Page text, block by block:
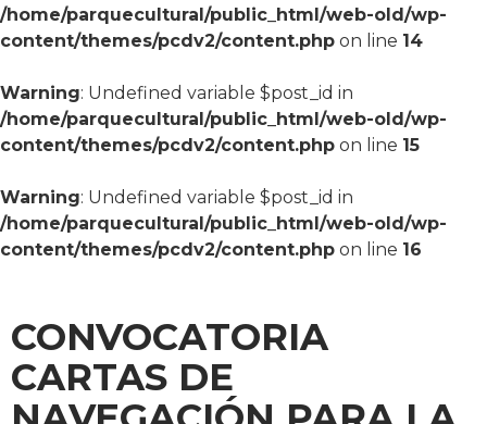
/home/parquecultural/public_html/web-old/wp-
content/themes/pcdv2/content.php on line 14
Warning: Undefined variable $post_id in
/home/parquecultural/public_html/web-old/wp-
content/themes/pcdv2/content.php on line 15
Warning: Undefined variable $post_id in
/home/parquecultural/public_html/web-old/wp-
content/themes/pcdv2/content.php on line 16
CONVOCATORIA
CARTAS DE